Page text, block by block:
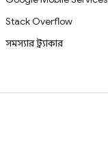
Stack Overflow
সমস্যার ট্র্যাকার